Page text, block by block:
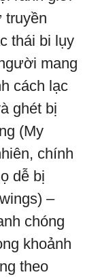
truyền
thái bi lụy
mang
cách lạc
ghét bị
(My
chính
dễ bị
–
chóng
khoảnh
theo